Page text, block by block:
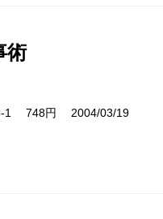
術
1 748円 2004/03/19